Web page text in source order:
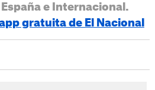
e Internacional.
gratuita de El Nacional